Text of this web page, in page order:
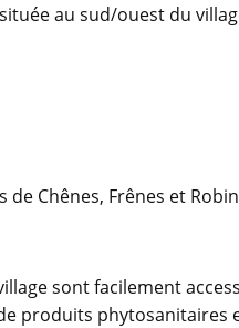
au sud/ouest du
Chênes, Frênes et
sont facilement
produits